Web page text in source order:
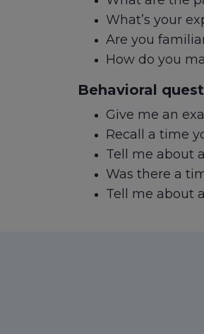
What’s your
Are you
How do you
Behavioral
Give me an
Recall a time
Tell me about
Was there a
Tell me about